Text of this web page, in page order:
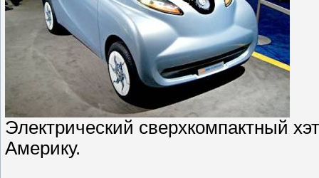
Электрический сверхкомпактный
Америку.